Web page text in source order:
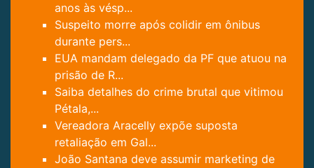
anos às vésp...
Suspeito morre após colidir em ônibus
durante pers...
EUA mandam delegado da PF que atuou na
prisão de R...
Saiba detalhes do crime brutal que vitimou
Pétala,...
Vereadora Aracelly expõe suposta
retaliação em Gal...
João Santana deve assumir marketing de